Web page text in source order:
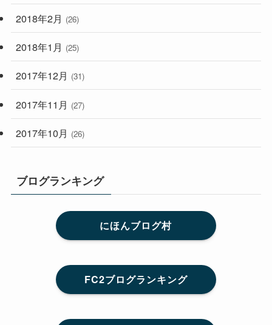
2018年2月 (26)
2018年1月 (25)
2017年12月 (31)
2017年11月 (27)
2017年10月 (26)
ブログランキング
にほんブログ村
FC2ブログランキング